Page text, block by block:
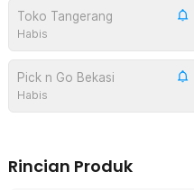
Toko Tangerang
Habis
Pick n Go Bekasi
Habis
Rincian Produk